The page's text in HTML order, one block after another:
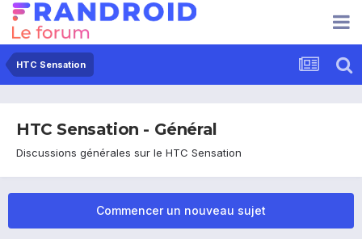
HTC Sensation
HTC Sensation - Général
Discussions générales sur le HTC Sensation
Commencer un nouveau sujet